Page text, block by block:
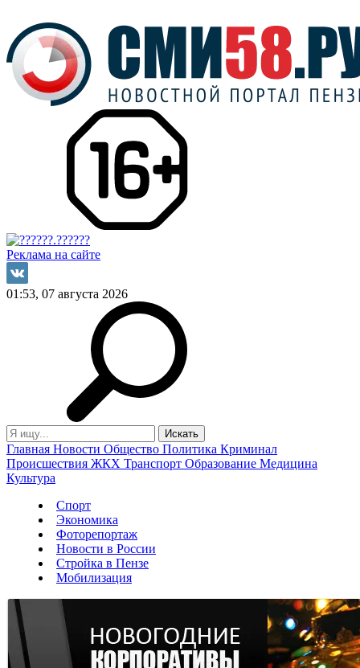
Реклама на сайте
01:53, 07 августа 2026
Главная Новости Общество Политика Криминал
Происшествия ЖКХ Транспорт Образование Медицина
Культура
Спорт
Экономика
Фоторепортаж
Новости в России
Стройка в Пензе
Мобилизация